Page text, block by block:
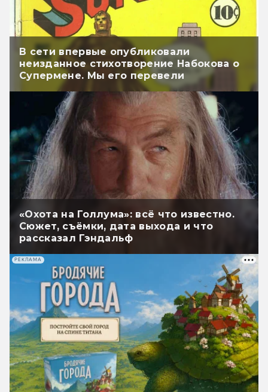
В сети впервые опубликовали
неизданное стихотворение Набокова о
Супермене. Мы его перевели
«Охота на Голлума»: всё что известно.
Сюжет, съёмки, дата выхода и что
рассказал Гэндальф
РЕКЛАМА